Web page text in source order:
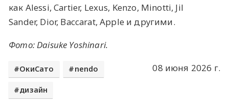
как Alessi, Cartier, Lexus, Kenzo, Minotti, Jil
Sander, Dior, Baccarat,Apple и другими.
Фото: Daisuke Yoshinari.
08 июня 2026 г.
ОкиСато nendo
дизайн